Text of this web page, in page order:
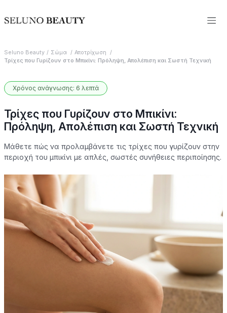
Seluno Beauty Σώμα
Αποτρίχωση
Τρίχες που Γυρίζουν στο Μπικίνι: Πρόληψη, Απολέπιση και Σωστή Τεχνική
Χρόνος ανάγνωσης: 6 λεπτά
Τρίχες που Γυρίζουν στο Μπικίνι:
Πρόληψη, Απολέπιση και Σωστή Τεχνική
Μάθετε πώς να προλαμβάνετε τις τρίχες που γυρίζουν στην
περιοχή του μπικίνι με απλές, σωστές συνήθειες περιποίησης.